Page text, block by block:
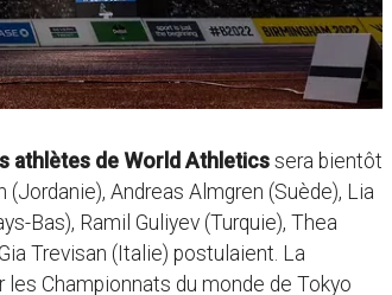
athlètes de World Athleticssera bientôt
Andreas Almgren (Suède), Lia
Bas), Ramil Guliyev (Turquie), Thea
Trevisan (Italie) postulaient. La
Championnats du monde de Tokyo